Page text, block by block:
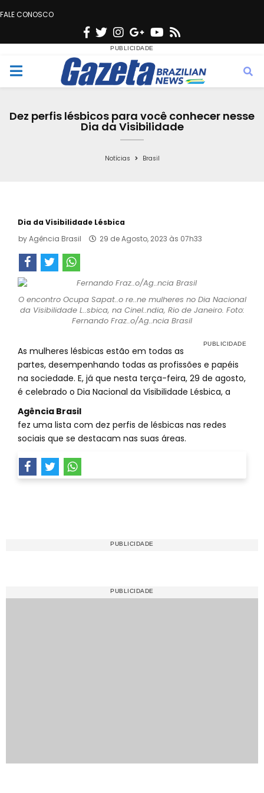
FALE CONOSCO
F
c
e
o
T
w
i
t
e
n
s
t
g
r
a
G
o
o
g
e
Y
u
t
b
s
M
Dez perfis lésbicos para você conhecer nesse
Dia da Visibilidade
Notícias Brasil
Dia da Visibilidade Lésbica
byAgência Brasil 29 de Agosto, 2023 às 07h33
O encontro Ocupa Sapat..o re..ne mulheres no Dia Nacional
da Visibilidade L..sbica, na Cinel..ndia, Rio de Janeiro. Foto:
Fernando Fraz..o/Ag..ncia Brasil
As mulheres lésbicas estão em todas as
partes, desempenhando todas as profissões e papéis
na sociedade. E, já que nesta terça-feira, 29 de agosto,
é celebrado o Dia Nacional da Visibilidade Lésbica, a
Agência Brasil
fez uma lista com dez perfis de lésbicas nas redes
sociais que se destacam nas suas áreas.